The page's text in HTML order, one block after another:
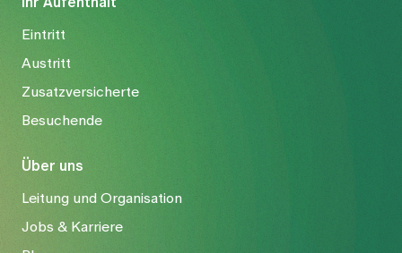
Ihr Aufenthalt
Eintritt
Austritt
Zusatzversicherte
Besuchende
Über uns
Leitung und Organisation
Jobs & Karriere